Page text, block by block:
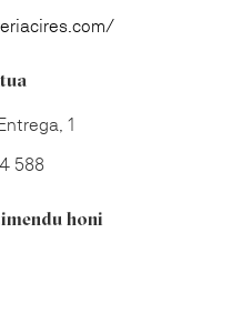
1
588
honi